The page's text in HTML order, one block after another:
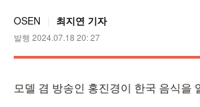
OSEN 최지연 기자
발행 2024.07.18 20: 27
모델 겸 방송인 홍진경이 한국 음식을